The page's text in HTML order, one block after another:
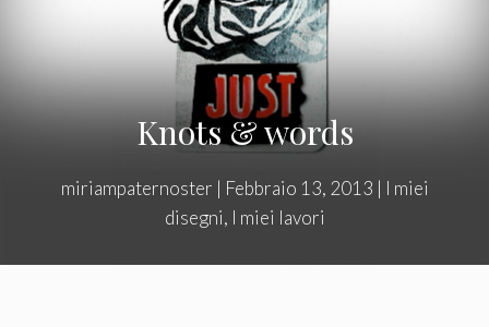
Knots & words
miriampaternoster | Febbraio 13, 2013 | I miei
disegni, I miei lavori